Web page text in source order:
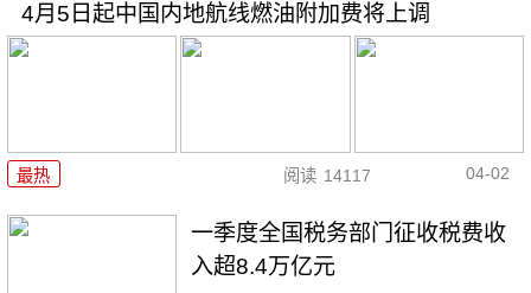
4月5日起中国内地航线燃油附加费将上调
最热 阅读 14117 04-02
一季度全国税务部门征收税费收
入超8.4万亿元